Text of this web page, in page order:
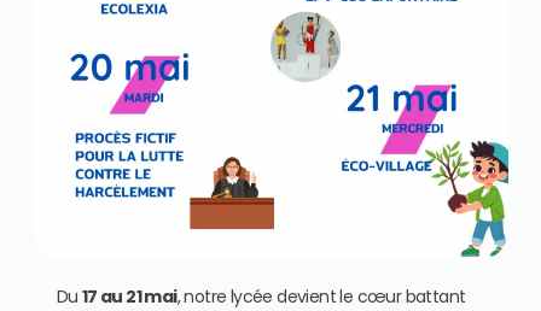
Du 17 au 21 mai, notre lycée devient le cœur battant